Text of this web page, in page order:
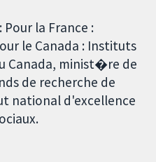
la France :
le Canada : Instituts
Canada, minist�re de
de recherche de
national d'excellence